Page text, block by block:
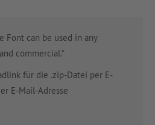
Font can be used in any
commercial.“
für die .zip-Datei per E-
E-Mail-Adresse